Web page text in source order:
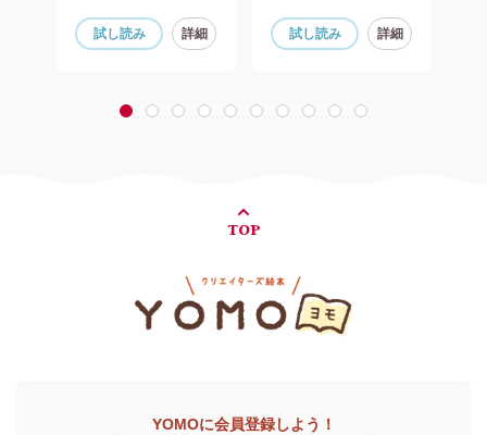
試し読み 詳細 試し読み 詳細
1 2 3 4 5 6 7 8 9 10
TOP
YOMOに会員登録しよう！